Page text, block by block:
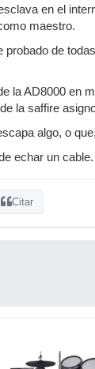
en el
maestro.
probado de
la AD8000 en
la saffire
algo, o
echar un cable.
Citar